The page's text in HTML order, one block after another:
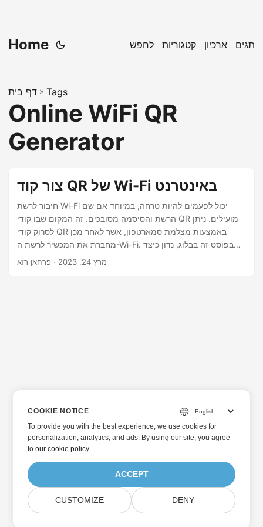
Home לחפש קטגוריות ארכיון תגים
דף בית » Tags
Online WiFi QR
Generator
צור קוד QR של Wi-Fi באינטרנט
חיבור לרשת Wi-Fi יכול לפעמים להיות טרחה, במיוחד אם שם
הרשת והסיסמה מסובכים. זה המקום שבו קודי QR מועילים. ניתן
לסרוק קודי QR באמצעות מצלמת סמארטפון, אשר לאחר מכן
מחברת את המכשיר לרשת ה-Wi-Fi. בפוסט זה בבלוג, נדון כיצד
מרץ 24, 2023 · פרחאן רזא
COOKIE NOTICE
To provide you with the best experience, we use cookies for
personalization, analytics, and ads. By using our site, you agree
toour cookie policy.
ACCEPT
CUSTOMIZE DENY